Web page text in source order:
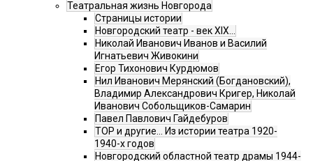
Театральная жизнь Новгорода
Страницы истории
Новгородский театр - век XIX…
Николай Иванович Иванов и Василий
Игнатьевич Живокини
Егор Тихонович Курдюмов
Нил Иванович Мерянский (Богдановский),
Владимир Александрович Кригер, Николай
Иванович Собольщиков-Самарин
Павел Павлович Гайдебуров
ТОР и другие… Из истории театра 1920-
1940-х годов
Новгородский областной театр драмы 1944-